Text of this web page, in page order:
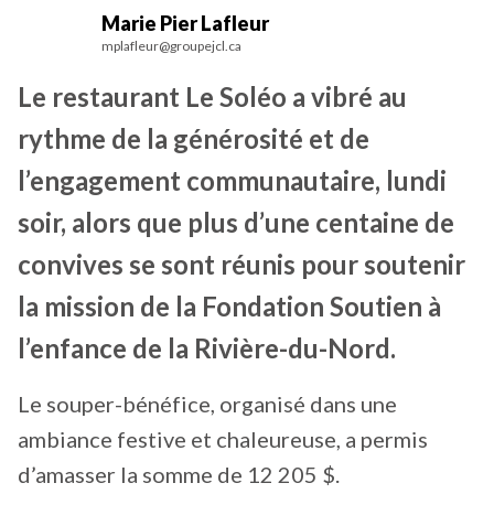
Marie Pier Lafleur
mplafleur@groupejcl.ca
Le restaurant Le Soléo a vibré au
rythme de la générosité et de
l’engagement communautaire, lundi
soir, alors que plus d’une centaine de
convives se sont réunis pour soutenir
la mission de la Fondation Soutien à
l’enfance de la Rivière-du-Nord.
Le souper-bénéfice, organisé dans une
ambiance festive et chaleureuse, a permis
d’amasser la somme de 12 205 $.